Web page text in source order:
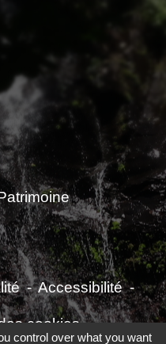
- Accessibilité -
cookies
control over what you want